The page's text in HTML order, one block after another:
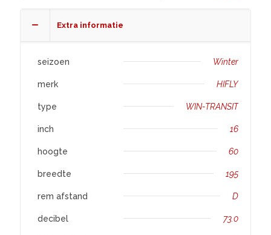
TRANSIT
aantal
Extra informatie
seizoen Winter
merk HIFLY
type WIN-TRANSIT
inch 16
hoogte 60
breedte 195
rem afstand D
decibel 73.0